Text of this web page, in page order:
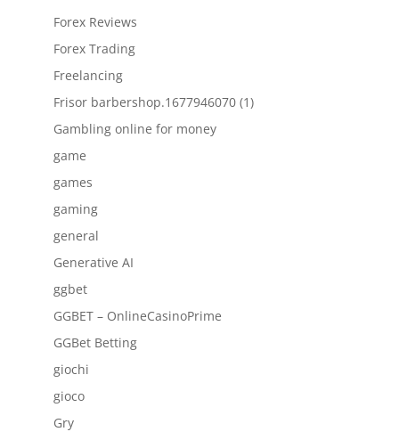
Forex Reviews
Forex Trading
Freelancing
Frisor barbershop.1677946070 (1)
Gambling online for money
game
games
gaming
general
Generative AI
ggbet
GGBET – OnlineCasinoPrime
GGBet Betting
giochi
gioco
Gry